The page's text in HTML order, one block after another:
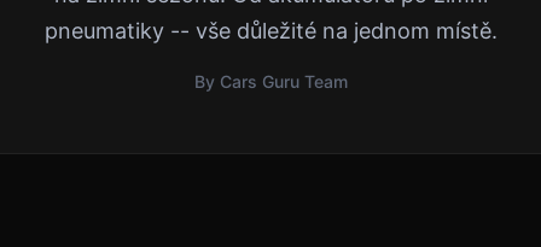
pneumatiky -- vše důležité na jednom místě.
By Cars Guru Team